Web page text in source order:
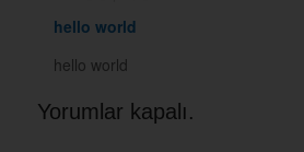
hello world
hello world
Yorumlar kapalı.